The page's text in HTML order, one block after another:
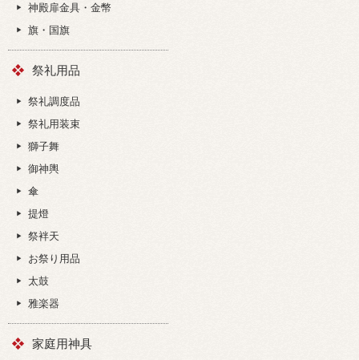
神殿扉金具・金幣
旗・国旗
祭礼用品
祭礼調度品
祭礼用装束
獅子舞
御神輿
傘
提燈
祭袢天
お祭り用品
太鼓
雅楽器
家庭用神具